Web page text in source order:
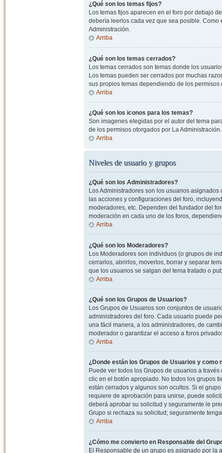
¿Qué son los temas fijos?
Los temas fijos aparecen en el foro por debajo
debería leerlos cada vez que sea posible.
Administración.
Arriba
¿Qué son los temas cerrados?
Los temas cerrados son temas donde los
Los temas pueden ser cerrados por muchas
sus propios temas dependiendo de los
Arriba
¿Qué son los iconos para los temas?
Son imagenes elegidas por el autor del tema
de los permisos otorgados por La Administración.
Arriba
Niveles de usuario y grupos
¿Qué son los Administradores?
Los Administradores son los usuarios
las acciones y configuraciones del foro,
moderadores, etc. Dependen del fundador del
moderación en cada uno de los foros,
Arriba
¿Qué son los Moderadores?
Los Moderadores son individuos (o grupos de
cerrarlos, abrirlos, moverlos, borrar y separar
que los usuarios se salgan del tema tratado o
Arriba
¿Qué son los Grupos de Usuarios?
Los Grupos de Usuarios son conjuntos de
administradores del foro. Cada usuario puede
una fácil manera, a los administradores, de
moderador o garantizar el acceso a foros
Arriba
¿Donde están los Grupos de Usuarios y como
Puede ver todos los Grupos de usuarios a
clic en el botón apropiado. No todos los grupos
están cerrados y algunos son ocultos. Si el
requiere de aprobación para unirse, puede
deberá aprobar su solicitud y seguramente le
Grupo si rechaza su solicitud; seguramente
Arriba
¿Cómo me convierto en Responsable del
El Responsable de un grupo es asignado por la